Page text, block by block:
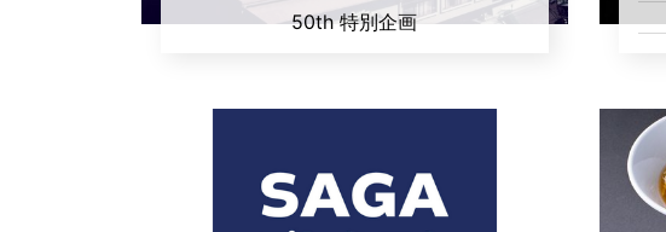
50th 特別企画